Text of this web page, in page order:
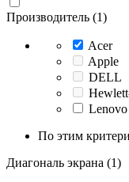
Производитель (1)
Acer
Apple
DELL
Lenovo
По этим
Диагональ экрана (1)